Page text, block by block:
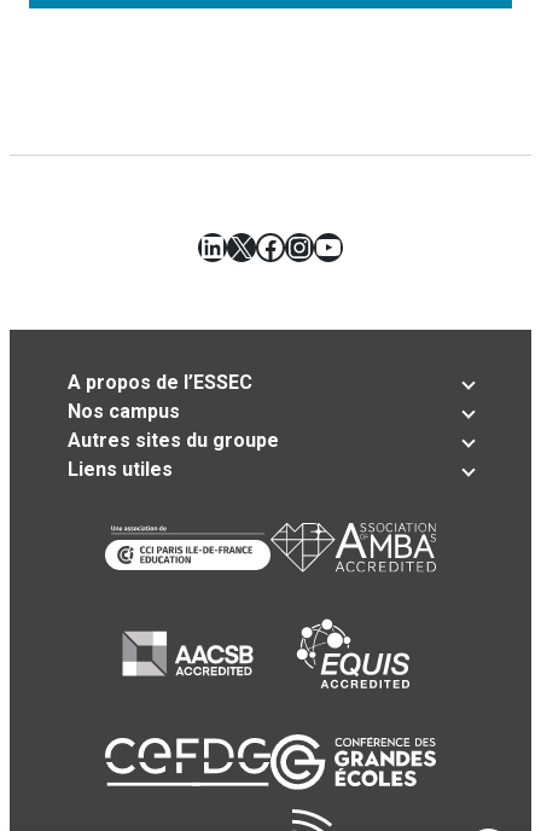
LinkedIn
X Facebook
Instagram
YouTube
A propos de l’ESSEC
Nos campus
Autres sites du groupe
Liens utiles